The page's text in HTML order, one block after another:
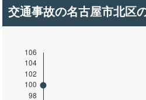
交通事故の名古屋市北区